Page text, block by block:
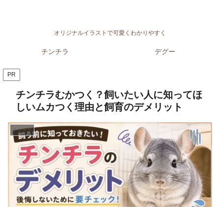
オリジナルイラストで可愛くわかりやすく
チンチラ デグー
PR
チンチラむかつく？飼いたい人に知ってほ
しいムカつく理由と飼育のデメリット
チンチラ